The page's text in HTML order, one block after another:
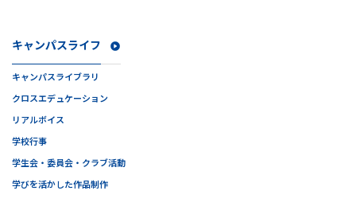
キャンパスライフ
キャンパスライブラリ
クロスエデュケーション
リアルボイス
学校行事
学生会・委員会・クラブ活動
学びを活かした作品制作